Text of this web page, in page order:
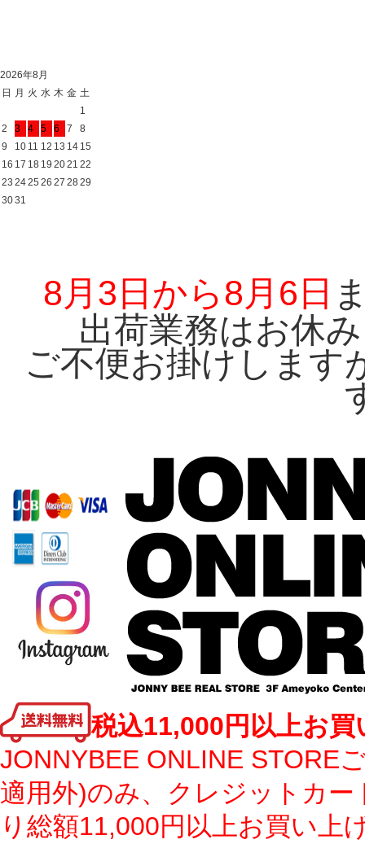
2026年8月
日
月 火 水 木 金 土
1
2
3 4 5 6 7
8
9
10 11 12 13 14 15
16 17 18 19 2021 22
23 2425 26 27 2829
3031
8月3日から8月6日
出荷業務はお休
ご不便お掛けします
税込11,000円以上お
JONNYBEE ONLINE STORE
適用外)のみ、クレジットカ
り総額11,000円以上お買い上